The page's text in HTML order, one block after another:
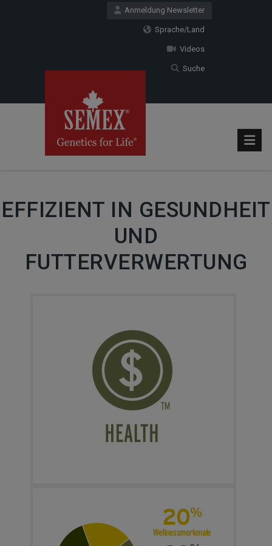
Anmeldung Newsletter
Sprache/Land
Videos
Suche
EFFIZIENT IN GESUNDHEIT
UND
FUTTERVERWERTUNG